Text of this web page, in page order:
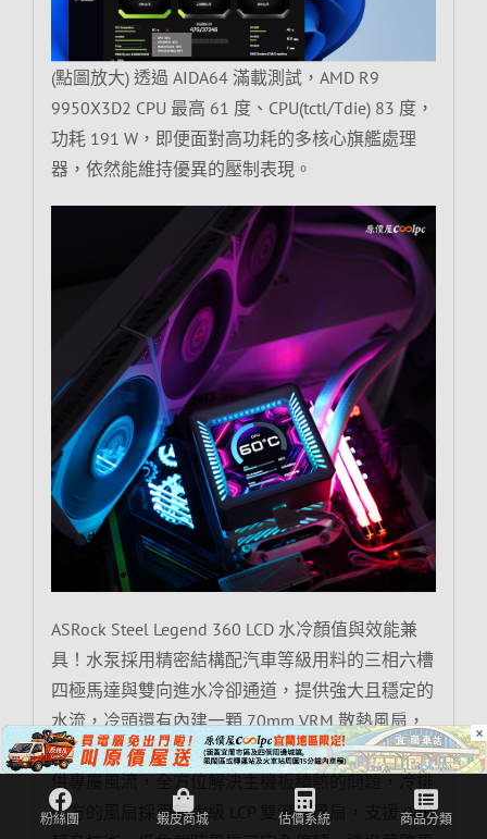
(點圖放大) 透過 AIDA64 滿載測試，AMD R9
9950X3D2 CPU 最高 61 度、CPU(tctl/Tdie) 83 度，
功耗 191 W，即便面對高功耗的多核心旗艦處理
器，依然能維持優異的壓制表現。
ASRock Steel Legend 360 LCD 水冷顏值與效能兼
具！水泵採用精密結構配汽車等級用料的三相六槽
四極馬達與雙向進水冷卻通道，提供強大且穩定的
水流，冷頭還有內建一顆 70mm VRM 散熱風扇，
能為 CPU 周邊的供電模組、記憶體與 M.2 SSD 提
供專屬風流，全方位解決主機板積熱的問題，冷排
上方的風扇採用航太級 LCP 雙滾珠風扇，支援 0dB
×